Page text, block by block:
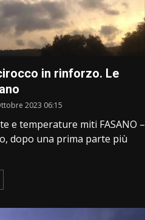
in rinforzo. Le
2023 06:15
e temperature miti FASANO –
dopo una prima parte più